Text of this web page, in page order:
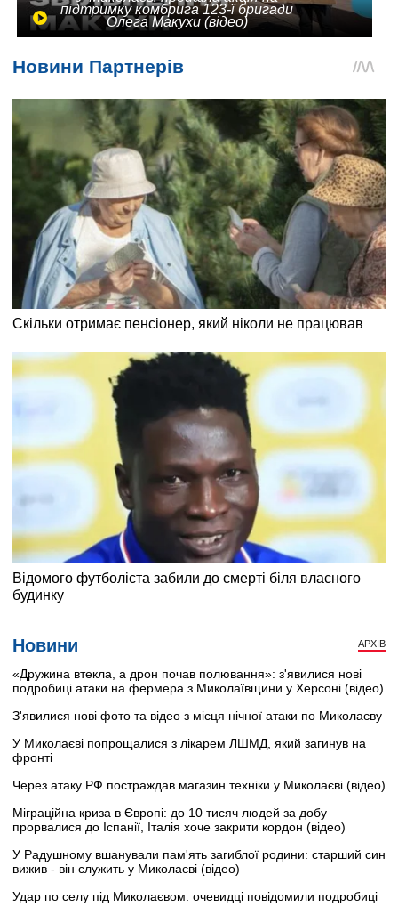
підтримку комбрига 123-ї бригади
Олега Макухи (відео)
Новини АРХІВ
«Дружина втекла, а дрон почав полювання»: з'явилися нові
подробиці атаки на фермера з Миколаївщини у Херсоні (відео)
З'явилися нові фото та відео з місця нічної атаки по Миколаєву
У Миколаєві попрощалися з лікарем ЛШМД, який загинув на
фронті
Через атаку РФ постраждав магазин техніки у Миколаєві (відео)
Міграційна криза в Європі: до 10 тисяч людей за добу
прорвалися до Іспанії, Італія хоче закрити кордон (відео)
У Радушному вшанували пам'ять загиблої родини: старший син
вижив - він служить у Миколаєві (відео)
Удар по селу під Миколаєвом: очевидці повідомили подробиці